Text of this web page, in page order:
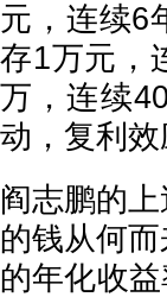
元，连续6
存1万元，
万，连续
动，复利效
阎志鹏的
的钱从何
的年化收